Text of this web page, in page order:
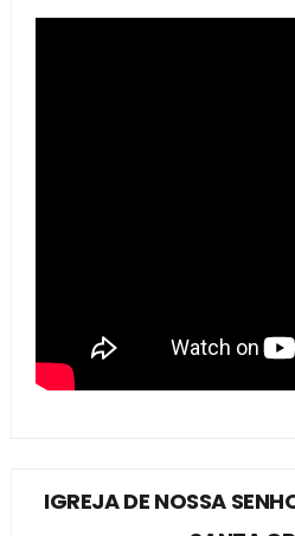
IGREJA DE NOSSA